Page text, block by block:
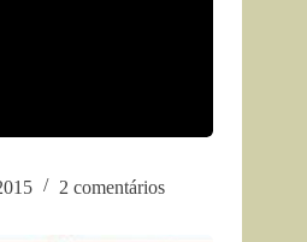
2 comentários